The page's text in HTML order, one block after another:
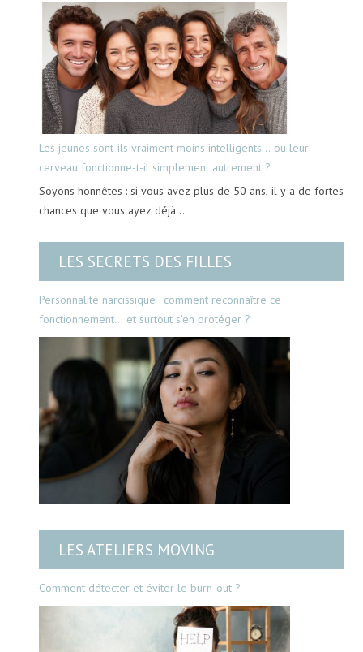
Les jeunes sont-ils vraiment moins intelligents… ou leur
cerveau fonctionne-t-il simplement autrement ?
Soyons honnêtes : si vous avez plus de 50 ans, il y a de fortes
chances que vous ayez déjà…
LES SECRETS DES FILLES
Personnalité narcissique : comment reconnaître ce
fonctionnement… et surtout s’en protéger ?
LES ATELIERS MOVING
Comment détecter et éviter le burn-out ?